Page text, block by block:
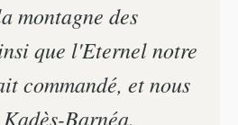
montagne des
que l'Eternel notre
commandé, et nous
Barnéa.